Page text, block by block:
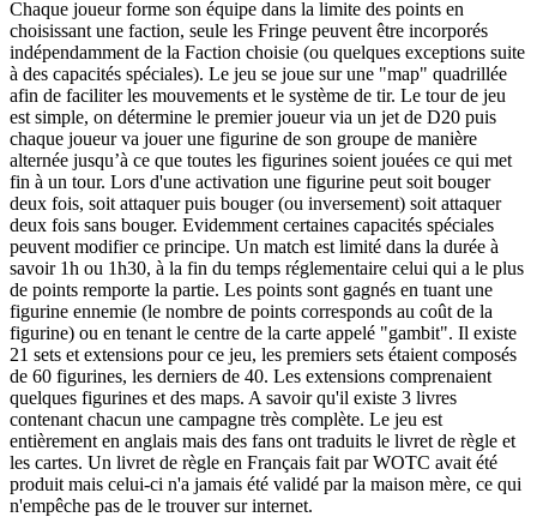
Chaque joueur forme son équipe dans la limite des points en
choisissant une faction, seule les Fringe peuvent être incorporés
indépendamment de la Faction choisie (ou quelques exceptions suite
à des capacités spéciales). Le jeu se joue sur une "map" quadrillée
afin de faciliter les mouvements et le système de tir. Le tour de jeu
est simple, on détermine le premier joueur via un jet de D20 puis
chaque joueur va jouer une figurine de son groupe de manière
alternée jusqu’à ce que toutes les figurines soient jouées ce qui met
fin à un tour. Lors d'une activation une figurine peut soit bouger
deux fois, soit attaquer puis bouger (ou inversement) soit attaquer
deux fois sans bouger. Evidemment certaines capacités spéciales
peuvent modifier ce principe. Un match est limité dans la durée à
savoir 1h ou 1h30, à la fin du temps réglementaire celui qui a le plus
de points remporte la partie. Les points sont gagnés en tuant une
figurine ennemie (le nombre de points corresponds au coût de la
figurine) ou en tenant le centre de la carte appelé "gambit". Il existe
21 sets et extensions pour ce jeu, les premiers sets étaient composés
de 60 figurines, les derniers de 40. Les extensions comprenaient
quelques figurines et des maps. A savoir qu'il existe 3 livres
contenant chacun une campagne très complète. Le jeu est
entièrement en anglais mais des fans ont traduits le livret de règle et
les cartes. Un livret de règle en Français fait par WOTC avait été
produit mais celui-ci n'a jamais été validé par la maison mère, ce qui
n'empêche pas de le trouver sur internet.